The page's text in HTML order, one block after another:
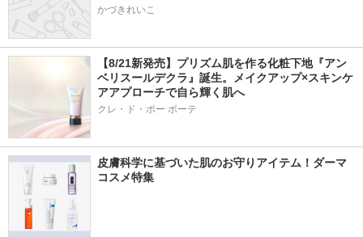
かづきれいこ
【8/21新発売】プリズム肌を作る化粧下地『アン
ベリスールデクラ』誕生。メイクアップ×スキンケ
アアプローチで自ら輝く肌へ
クレ・ド・ポー ボーテ
皮膚科学に基づいた肌のお守りアイテム！ダーマ
コスメ特集